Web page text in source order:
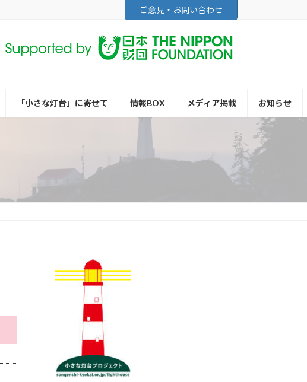
ご意見・お問い合わせ
「小さな灯台」に寄せて 情報BOX メディア掲載 お知らせ